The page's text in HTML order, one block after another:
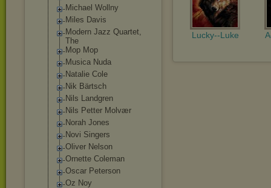
Michael Wollny
Miles Davis
Modern Jazz Quartet,
The
Mop Mop
Musica Nuda
Natalie Cole
Nik Bärtsch
Nils Landgren
Nils Petter Molvær
Norah Jones
Novi Singers
Oliver Nelson
Ornette Coleman
Oscar Peterson
Oz Noy
Lucky--Luke